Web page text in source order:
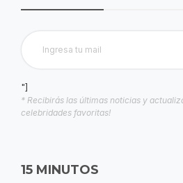
"]
* Recibirás las últimas noticias y
celebridades favoritas!
15 MINUTOS